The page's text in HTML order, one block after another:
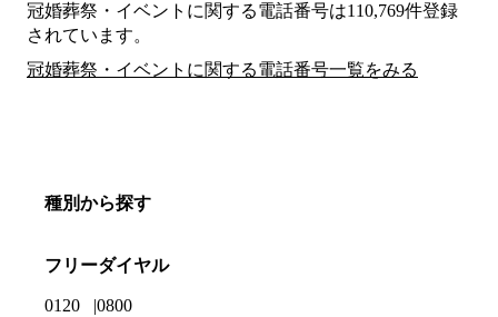
冠婚葬祭・イベントに関する電話番号は110,769件登録
されています。
冠婚葬祭・イベントに関する電話番号一覧をみる
種別から探す
フリーダイヤル
0120 0800